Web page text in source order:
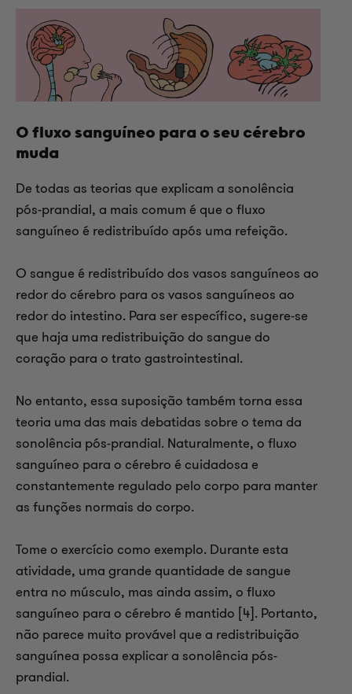
O fluxo sanguíneo para o seu cérebro
muda
De todas as teorias que explicam a sonolência
pós-prandial, a mais comum é que o fluxo
sanguíneo é redistribuído após uma refeição.
O sangue é redistribuído dos vasos sanguíneos ao
redor do cérebro para os vasos sanguíneos ao
redor do intestino. Para ser específico, sugere-se
que haja uma redistribuição do sangue do
coração para o trato gastrointestinal.
No entanto, essa suposição também torna essa
teoria uma das mais debatidas sobre o tema da
sonolência pós-prandial. Naturalmente, o fluxo
sanguíneo para o cérebro é cuidadosa e
constantemente regulado pelo corpo para manter
as funções normais do corpo.
Tome o exercício como exemplo. Durante esta
atividade, uma grande quantidade de sangue
entra no músculo, mas ainda assim, o fluxo
sanguíneo para o cérebro é mantido [4]. Portanto,
não parece muito provável que a redistribuição
sanguínea possa explicar a sonolência pós-
prandial.